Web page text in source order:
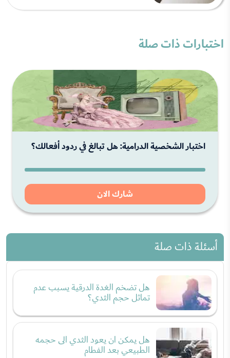
اختبارات ذات صلة
اختبار الشخصية الدرامية: هل تبالغ في ردود أفعالك؟
شارك الان
أسئلة ذات صلة
هل تضخم الغدة الدرقية يسبب عدم
تماثل حجم الثدي؟
هل يمكن ان يعود الثدي الى حجمه
الطبيعي بعد الفطام